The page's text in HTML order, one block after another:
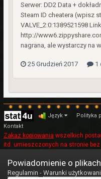
Serwer: DD2 Data +
Steam ID cheatera (wpisz
VALVE_2:0:1389521598
http://
nagrana, ale wystarczy na
25 Grudzień 2017 1
Język
Polityka
Kontakt
Zakaz kopiowania wszelkich
itd. umieszczonych na stronie
Powiadomienie o
Regulamin - Warunki